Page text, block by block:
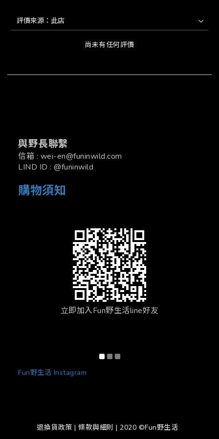
尚未有任何評價
與野長聯繫
信箱 : wei-en@funinwild.com
LIND ID : @funinwild
購物須知
立即加入Fun野生活line好友
Fun野生活 Instagram
退換貨政策 | 條款與細則 | 2020 ©Fun野生活